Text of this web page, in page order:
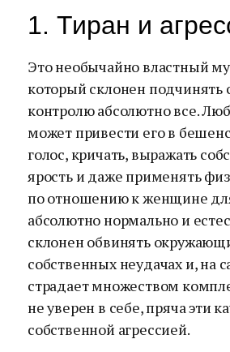
1. Тиран и
Это необычайно властный
который склонен подчинять
контролю абсолютно все.
может привести его в
голос, кричать, выражать
ярость и даже применять
по отношению к женщине
абсолютно нормально и
склонен обвинять
собственных неудачах и, на
страдает множеством
не уверен в себе, пряча эти
собственной агрессией.